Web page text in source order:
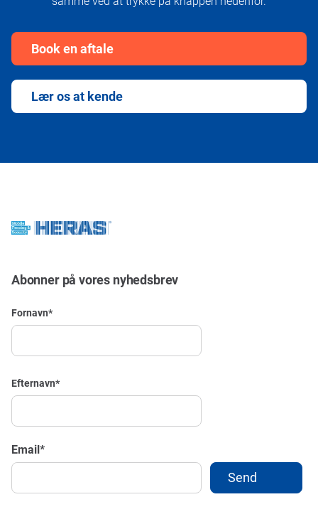
Book en aftale
Lær os at kende
Abonner på vores nyhedsbrev
Fornavn*
Efternavn*
Email*